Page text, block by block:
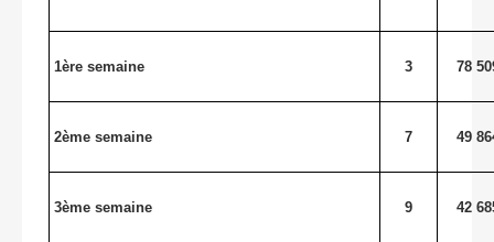
1ère semaine 3 78
2ème semaine 7 49
3ème semaine 9 42